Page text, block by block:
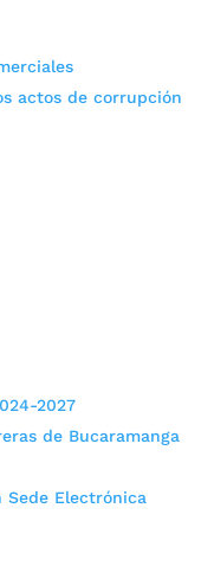
actos de corrupción
2027
de Bucaramanga
Electrónica
en colegios
2020|Noticias
y 1.909 tienen
Vivas, secretaria de
Es de anotar que
de la
se encuentran
La secretaria de
destacó la tarea